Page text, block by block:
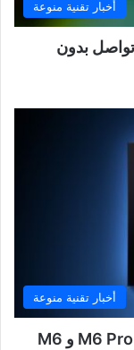
أخبار تقنية منوعة
بدون
أخبار تقنية منوعة
آبل تُغيّر خططها.. معالجات M7 تتقدم و M6 Pro و M6